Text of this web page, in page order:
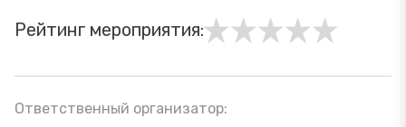
Рейтинг мероприятия:
Ответственный организатор: